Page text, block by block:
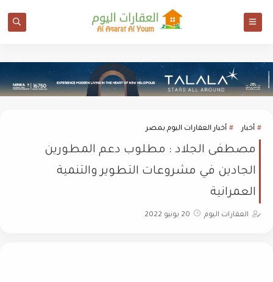
أخبار أخبار العقارات اليوم بمصر
مصطفى الجلاد : مطلوب دعم المطورين
الجادين في مشروعات التطوير والتنمية
العمرانية
العقارات اليوم 20 يونيو 2022